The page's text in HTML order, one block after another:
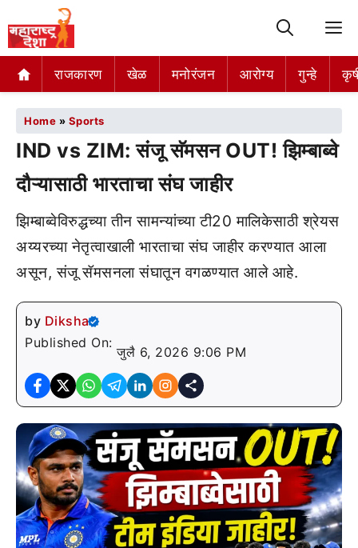
राजकारण खेळ मनोरंजन आरोग्य गुन्हे
Home » Sports
IND vs ZIM: संजू सॅमसन OUT! झिम्बाब्वे
दौऱ्यासाठी भारताचा संघ जाहीर
झिम्बाब्वेविरुद्धच्या तीन सामन्यांच्या टी20 मालिकेसाठी श्रेयस
अय्यरच्या नेतृत्वाखाली भारताचा संघ जाहीर करण्यात आला
असून, संजू सॅमसनला संघातून वगळण्यात आले आहे.
by Diksha
Published On:
जुलै 6, 2026 9:06 PM